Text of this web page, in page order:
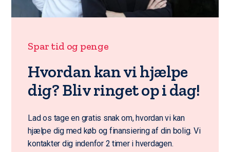
Spar tid og penge
Hvordan kan vi hjælpe
dig? Bliv ringet op i dag!
Lad os tage en gratis snak om, hvordan vi kan
hjælpe dig med køb og finansiering af din bolig. Vi
kontakter dig indenfor 2 timer i hverdagen.